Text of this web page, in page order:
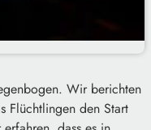
Wir berichten
Flüchtlingen den Start